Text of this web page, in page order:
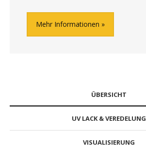
Mehr Informationen
ÜBERSICHT
UV LACK & VEREDELUNG
VISUALISIERUNG